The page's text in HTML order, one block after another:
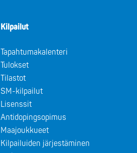
Kilpailut
Tapahtumakalenteri
Tulokset
Tilastot
SM-kilpailut
Lisenssit
Antidopingsopimus
Maajoukkueet
Kilpailuiden järjestäminen